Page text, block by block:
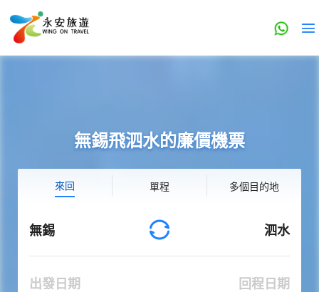
無錫飛泗水的廉價機票
來回 單程 多個目的地
無錫 泗水
出發日期 回程日期